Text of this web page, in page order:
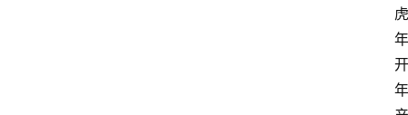
虎
年
开
年